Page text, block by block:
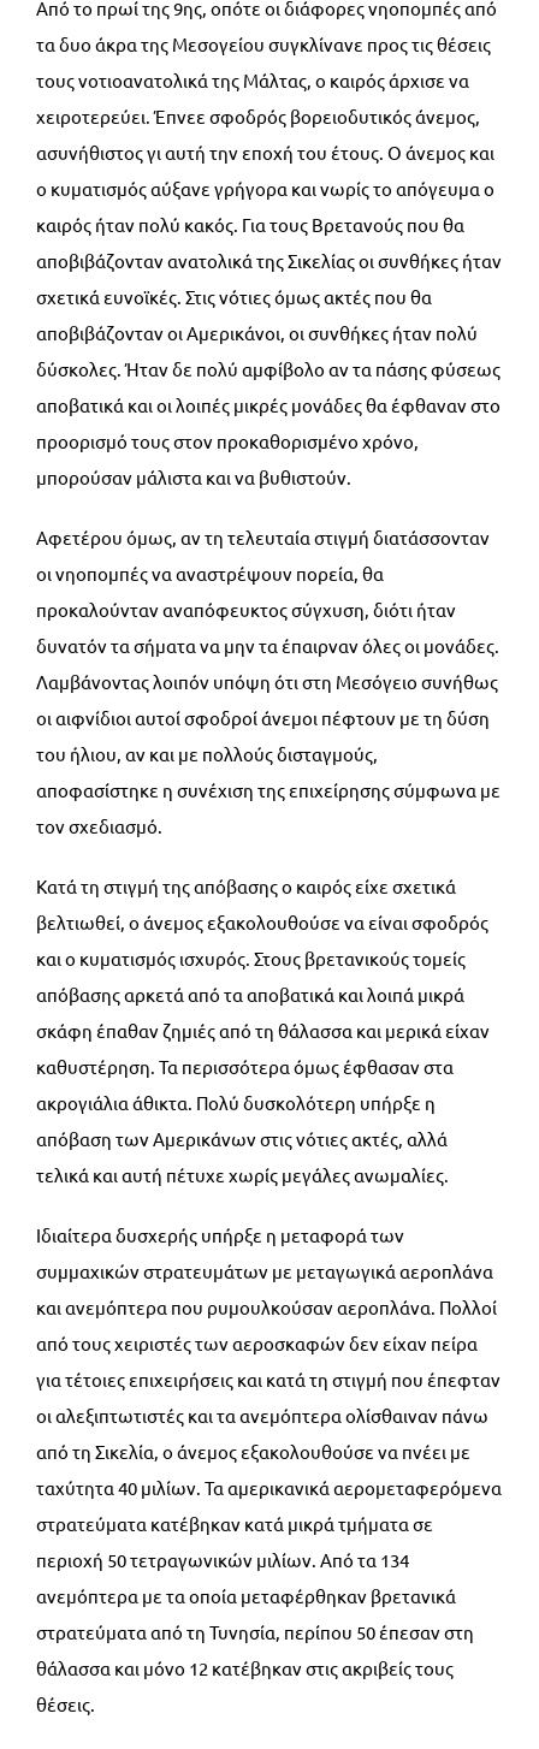
Από το πρωί της 9ης, οπότε οι διάφορες νηοπομπές από
τα δυο άκρα της Μεσογείου συγκλίνανε προς τις θέσεις
τους νοτιοανατολικά της Μάλτας, ο καιρός άρχισε να
χειροτερεύει. Έπνεε σφοδρός βορειοδυτικός άνεμος,
ασυνήθιστος γι αυτή την εποχή του έτους. Ο άνεμος και
ο κυματισμός αύξανε γρήγορα και νωρίς το απόγευμα ο
καιρός ήταν πολύ κακός. Για τους Βρετανούς που θα
αποβιβάζονταν ανατολικά της Σικελίας οι συνθήκες ήταν
σχετικά ευνοϊκές. Στις νότιες όμως ακτές που θα
αποβιβάζονταν οι Αμερικάνοι, οι συνθήκες ήταν πολύ
δύσκολες. Ήταν δε πολύ αμφίβολο αν τα πάσης φύσεως
αποβατικά και οι λοιπές μικρές μονάδες θα έφθαναν στο
προορισμό τους στον προκαθορισμένο χρόνο,
μπορούσαν μάλιστα και να βυθιστούν.
Αφετέρου όμως, αν τη τελευταία στιγμή διατάσσονταν
οι νηοπομπές να αναστρέψουν πορεία, θα
προκαλούνταν αναπόφευκτος σύγχυση, διότι ήταν
δυνατόν τα σήματα να μην τα έπαιρναν όλες οι μονάδες.
Λαμβάνοντας λοιπόν υπόψη ότι στη Μεσόγειο συνήθως
οι αιφνίδιοι αυτοί σφοδροί άνεμοι πέφτουν με τη δύση
του ήλιου, αν και με πολλούς δισταγμούς,
αποφασίστηκε η συνέχιση της επιχείρησης σύμφωνα με
τον σχεδιασμό.
Κατά τη στιγμή της απόβασης ο καιρός είχε σχετικά
βελτιωθεί, ο άνεμος εξακολουθούσε να είναι σφοδρός
και ο κυματισμός ισχυρός. Στους βρετανικούς τομείς
απόβασης αρκετά από τα αποβατικά και λοιπά μικρά
σκάφη έπαθαν ζημιές από τη θάλασσα και μερικά είχαν
καθυστέρηση. Τα περισσότερα όμως έφθασαν στα
ακρογιάλια άθικτα. Πολύ δυσκολότερη υπήρξε η
απόβαση των Αμερικάνων στις νότιες ακτές, αλλά
τελικά και αυτή πέτυχε χωρίς μεγάλες ανωμαλίες.
Ιδιαίτερα δυσχερής υπήρξε η μεταφορά των
συμμαχικών στρατευμάτων με μεταγωγικά αεροπλάνα
και ανεμόπτερα που ρυμουλκούσαν αεροπλάνα. Πολλοί
από τους χειριστές των αεροσκαφών δεν είχαν πείρα
για τέτοιες επιχειρήσεις και κατά τη στιγμή που έπεφταν
οι αλεξιπτωτιστές και τα ανεμόπτερα ολίσθαιναν πάνω
από τη Σικελία, ο άνεμος εξακολουθούσε να πνέει με
ταχύτητα 40 μιλίων. Τα αμερικανικά αερομεταφερόμενα
στρατεύματα κατέβηκαν κατά μικρά τμήματα σε
περιοχή 50 τετραγωνικών μιλίων. Από τα 134
ανεμόπτερα με τα οποία μεταφέρθηκαν βρετανικά
στρατεύματα από τη Τυνησία, περίπου 50 έπεσαν στη
θάλασσα και μόνο 12 κατέβηκαν στις ακριβείς τους
θέσεις.